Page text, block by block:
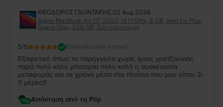
ΘΕΟΔΩΡΟΣ ΓΔΟΝΤΑΚΗΣ,02 Aug 2026
Apple MacBook Air 13″ 2020, i3 1.1 GHz, 8 GB, Intel Iris Plus,
Space Gray, 256 GB, Σαν καινούργιο
5/5 Επαληθευμένη κριτική
Εξαιρετικό όπως το παρήγγειλα χωρίς ίχνος γρατζουνιάς
παρά πολύ καλή μπαταρία πολύ καλή η συσκευασία
μεταφοράς και σε χρόνο μέσα στα πλαίσια που μου είπαν 2-
5 μέρες!!!
Απάντηση από τη Flip